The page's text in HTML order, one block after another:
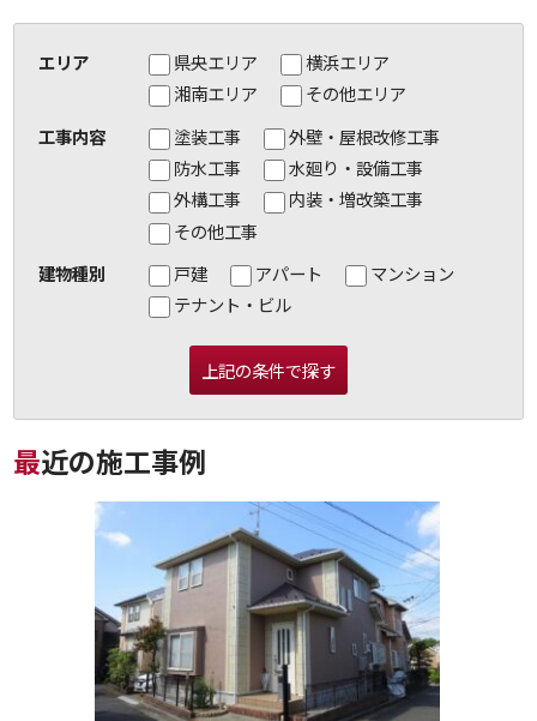
エリア 県央エリア
横浜エリア
湘南エリア
その他エリア
工事内容
塗装工事
外壁・屋根改修工事
防水工事
水廻り・設備工事
外構工事
内装・増改築工事
その他工事
建物種別
戸建 アパート
マンション
テナント・ビル
最近の施工事例